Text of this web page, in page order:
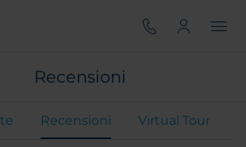
Recensioni
Recensioni Virtual Tour